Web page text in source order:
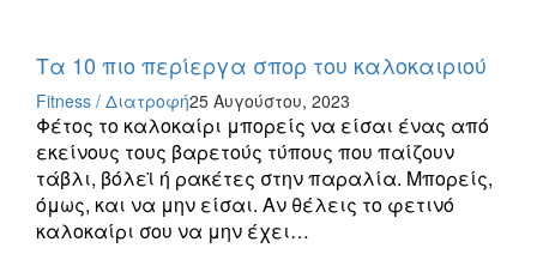
Τα 10 πιο περίεργα σπορ του καλοκαιριού
Fitness / Διατροφή25 Αυγούστου, 2023
Φέτος το καλοκαίρι μπορείς να είσαι ένας από
εκείνους τους βαρετούς τύπους που παίζουν
τάβλι, βόλεϊ ή ρακέτες στην παραλία. Μπορείς,
όμως, και να μην είσαι. Αν θέλεις το φετινό
καλοκαίρι σου να μην έχει…